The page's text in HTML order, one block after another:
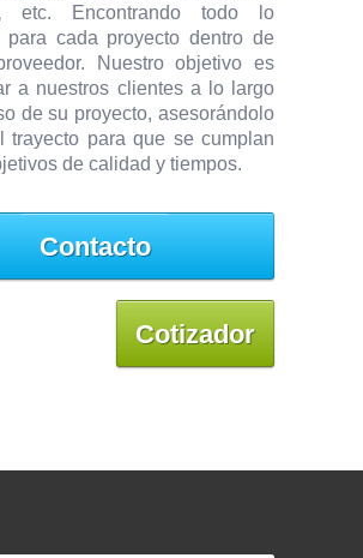
etc. Encontrando todo lo
para cada proyecto dentro de
Nuestro objetivo es
a nuestros clientes a lo largo
de su proyecto, asesorándolo
trayecto para que se cumplan
de calidad y tiempos.
Contacto
Cotizador